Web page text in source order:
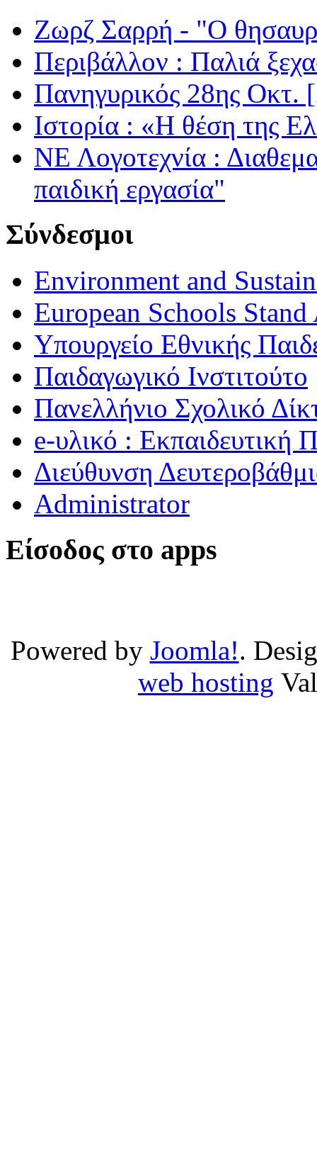
Ζωρζ Σαρρή - "Ο
Περιβάλλον : Παλιά
Πανηγυρικός 28ης Οκτ.
Ιστορία : «Η θέση της
ΝΕ Λογοτεχνία :
παιδική εργασία"
Σύνδεσμοι
Environment and
European Schools
Υπουργείο Εθνικής
Παιδαγωγικό Ινστιτούτο
Πανελλήνιο Σχολικό
e-υλικό :
Διεύθυνση
Administrator
Είσοδος στο apps
Powered by Joomla!.
web hosting